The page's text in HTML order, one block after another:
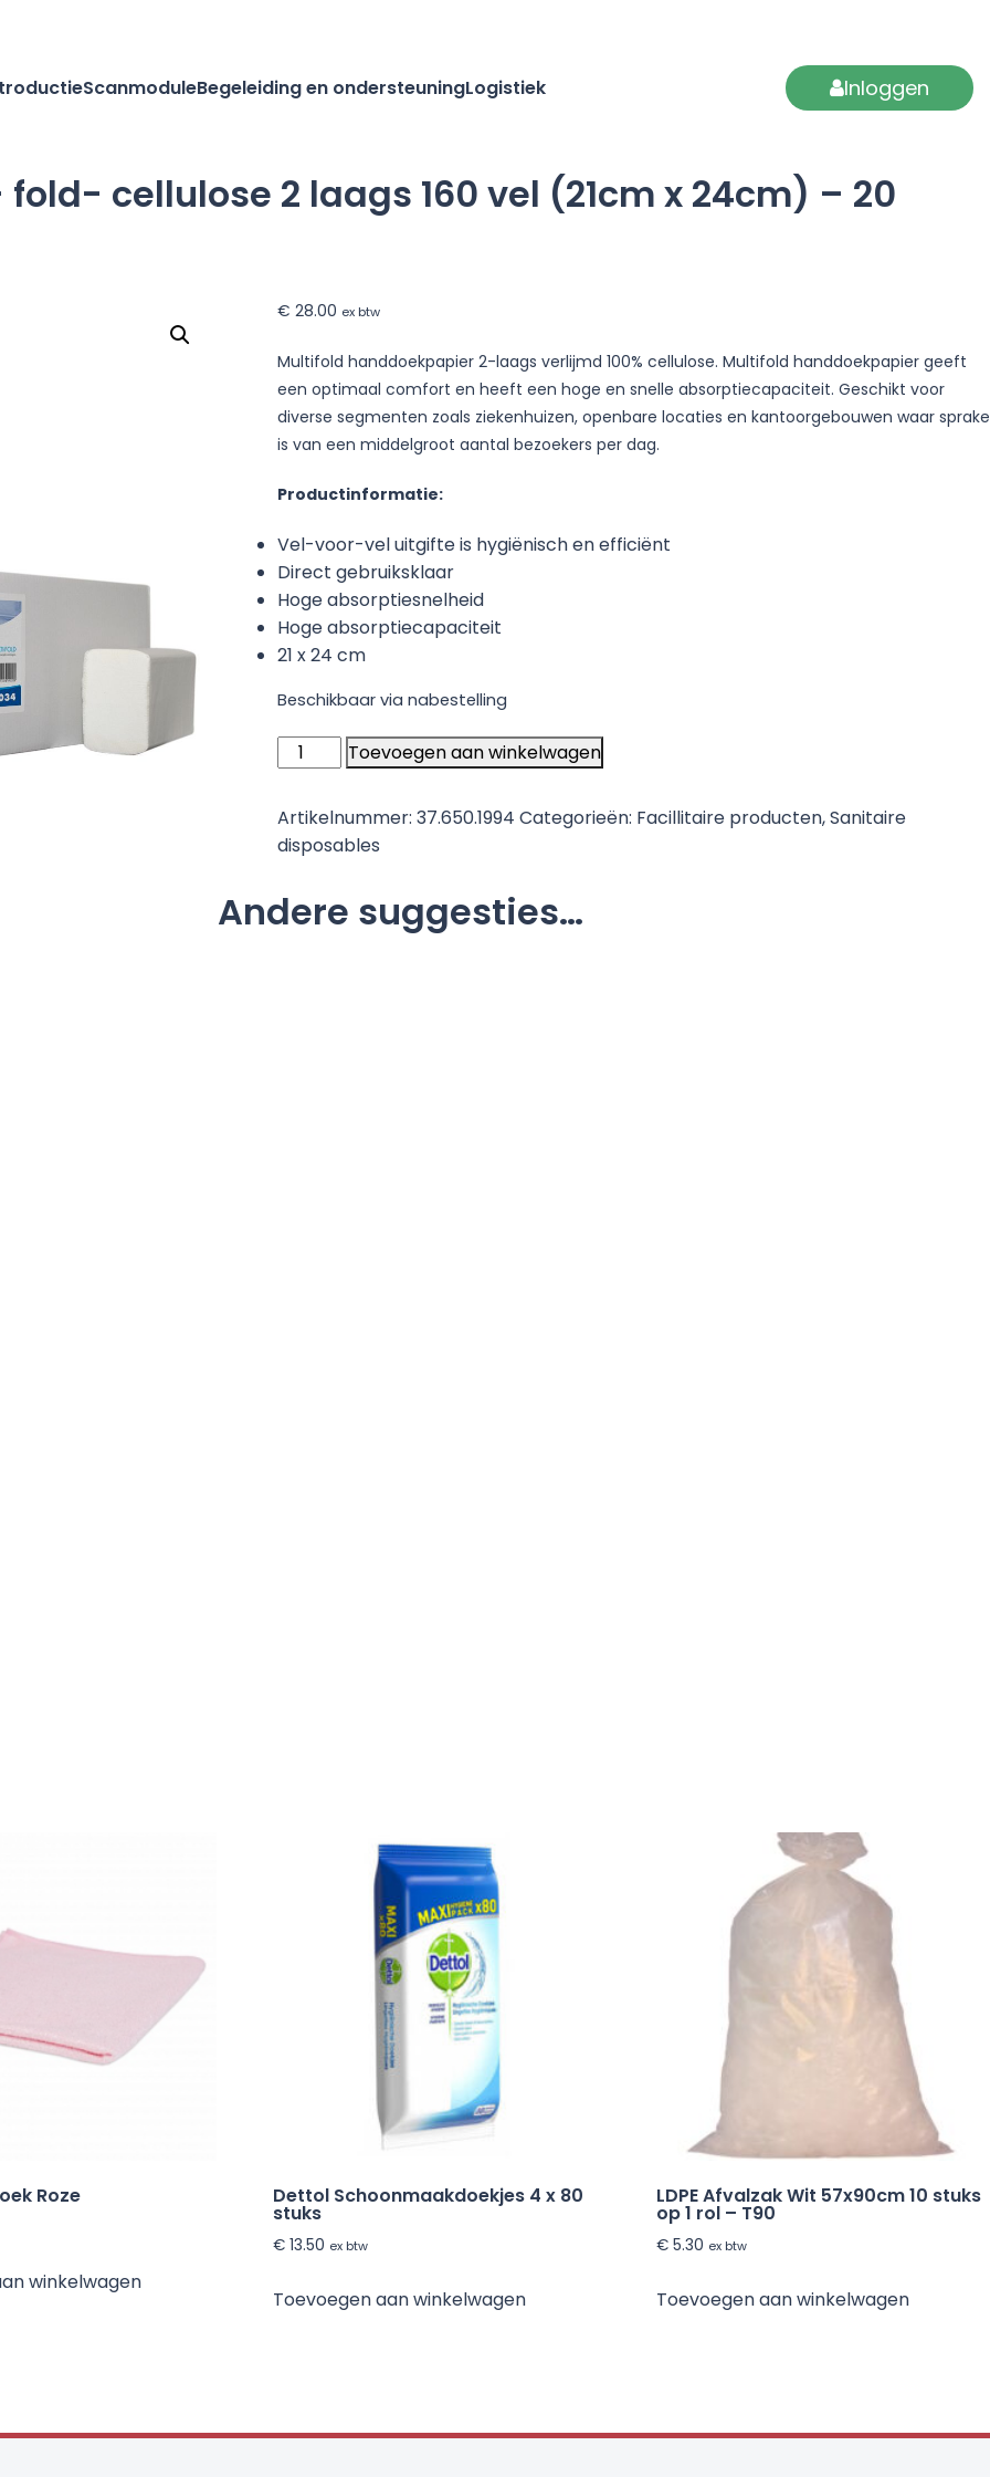
ScanmoduleBegeleiding en ondersteuningLogistiek Inloggen
cellulose 2 laags 160 vel (21cm x 24cm) – 20
€ 28.00 ex btw
Multifold handdoekpapier 2-laags verlijmd 100% cellulose. Multifold handdoekpapier geeft
een optimaal comfort en heeft een hoge en snelle absorptiecapaciteit. Geschikt voor
diverse segmenten zoals ziekenhuizen, openbare locaties en kantoorgebouwen waar sprake
is van een middelgroot aantal bezoekers per dag.
Productinformatie:
Vel-voor-vel uitgifte is hygiënisch en efficiënt
Direct gebruiksklaar
Hoge absorptiesnelheid
Hoge absorptiecapaciteit
21 x 24 cm
Beschikbaar via nabestelling
Handdoekpapier
Liomed
fold-
cellulose
laags
Toevoegen aan winkelwagen
Artikelnummer: 37.650.1994 Categorieën: Facillitaire producten,Sanitaire
disposables
Andere suggesties…
Roze
winkelwagen
Dettol Schoonmaakdoekjes 4 x 80
stuks
€13.50 ex btw
Toevoegen aan winkelwagen
LDPE Afvalzak Wit 57x90cm 10 stuks
op 1 rol – T90
€ 5.30 ex btw
Toevoegen aan winkelwagen